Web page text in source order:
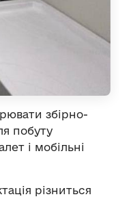
збірно-
побуту
і мобільні
різниться